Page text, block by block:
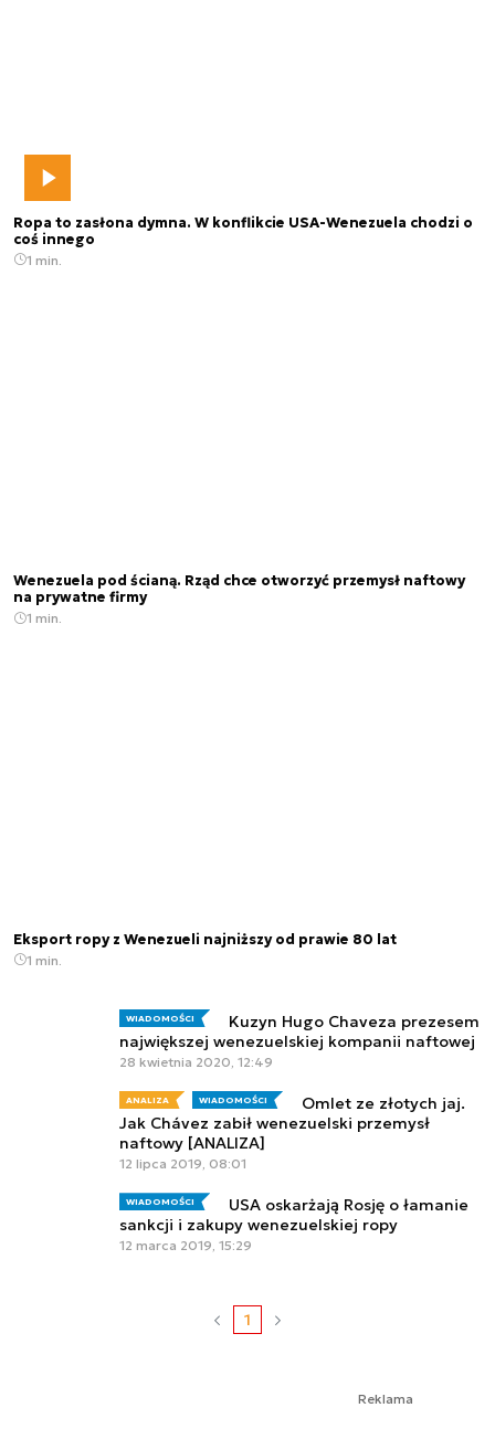
Ropa to zasłona dymna. W konflikcie USA-Wenezuela chodzi o
coś innego
1 min.
Wenezuela pod ścianą. Rząd chce otworzyć przemysł naftowy
na prywatne firmy
1 min.
Eksport ropy z Wenezueli najniższy od prawie 80 lat
1 min.
WIADOMOŚCI
Kuzyn Hugo Chaveza prezesem
największej wenezuelskiej kompanii naftowej
28 kwietnia 2020, 12:49
ANALIZA WIADOMOŚCI
Omlet ze złotych jaj.
Jak Chávez zabił wenezuelski przemysł
naftowy [ANALIZA]
12 lipca 2019, 08:01
WIADOMOŚCI
USA oskarżają Rosję o łamanie
sankcji i zakupy wenezuelskiej ropy
12 marca 2019, 15:29
1
Reklama